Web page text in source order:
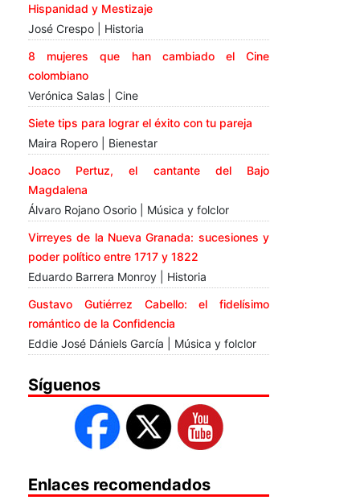
Hispanidad y Mestizaje
José Crespo | Historia
8 mujeres que han cambiado el Cine
colombiano
Verónica Salas | Cine
Siete tips para lograr el éxito con tu pareja
Maira Ropero | Bienestar
Joaco Pertuz, el cantante del Bajo
Magdalena
Álvaro Rojano Osorio | Música y folclor
Virreyes de la Nueva Granada: sucesiones y
poder político entre 1717 y 1822
Eduardo Barrera Monroy | Historia
Gustavo Gutiérrez Cabello: el fidelísimo
romántico de la Confidencia
Eddie José Dániels García | Música y folclor
Síguenos
Enlaces recomendados